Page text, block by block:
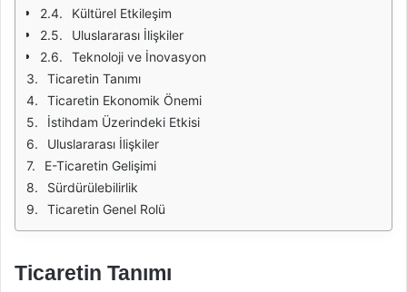
Kültürel Etkileşim
Uluslararası İlişkiler
Teknoloji ve İnovasyon
Ticaretin Tanımı
Ticaretin Ekonomik Önemi
İstihdam Üzerindeki Etkisi
Uluslararası İlişkiler
E-Ticaretin Gelişimi
Sürdürülebilirlik
Ticaretin Genel Rolü
Ticaretin Tanımı